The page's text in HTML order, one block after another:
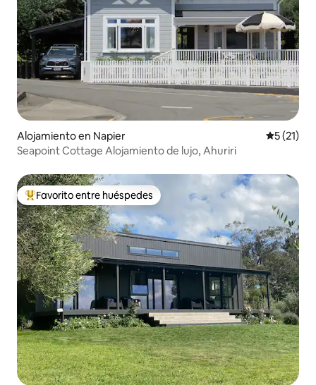
Alojamiento en Napier
5 (21)
Seapoint Cottage Alojamiento de lujo, Ahuriri
Favorito entre huéspedes preferido
Favorito entre huéspedes